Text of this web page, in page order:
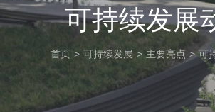
可持续发展
首页 > 可持续发展 > 主要亮点 > 可